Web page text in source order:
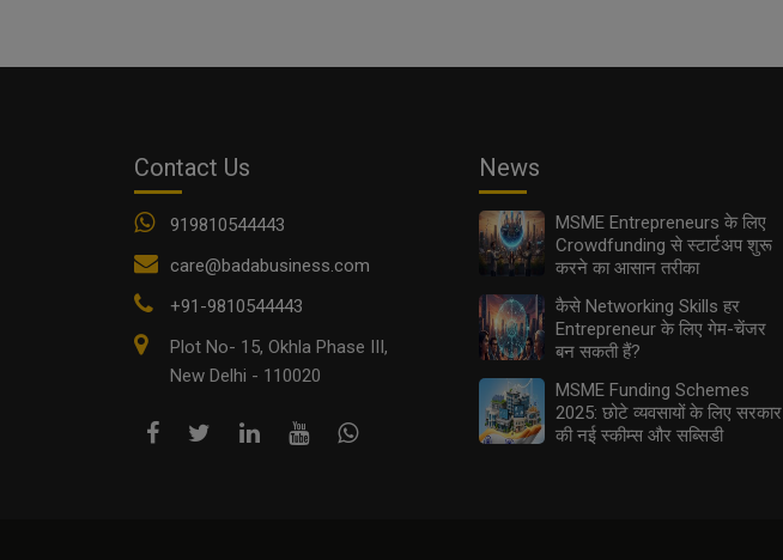
Contact Us
919810544443
care@badabusiness.com
+91-9810544443
Plot No- 15, Okhla Phase III,
New Delhi - 110020
News
MSME Entrepreneurs के लिए
Crowdfunding से स्टार्टअप शुरू
करने का आसान तरीका
कैसे Networking Skills हर
Entrepreneur के लिए गेम-चेंजर
बन सकती हैं?
MSME Funding Schemes
2025: छोटे व्यवसायों के लिए सरकार
की नई स्कीम्स और सब्सिडी